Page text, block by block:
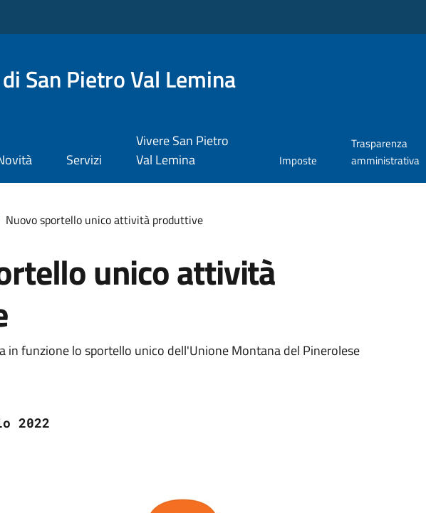
San Pietro Val Lemina
Servizi
Vivere San Pietro
Val Lemina
Imposte
Trasparenza
amministrativa
Nuovo sportello unico attività produttive
unico attività
in funzione lo sportello unico dell'Unione Montana del Pinerolese
2022